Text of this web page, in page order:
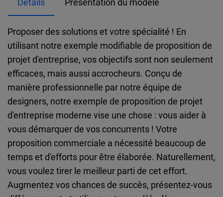
Détails Présentation du modèle
Proposer des solutions et votre spécialité ! En
utilisant notre exemple modifiable de proposition de
projet d'entreprise, vos objectifs sont non seulement
efficaces, mais aussi accrocheurs. Conçu de
manière professionnelle par notre équipe de
designers, notre exemple de proposition de projet
d'entreprise moderne vise une chose : vous aider à
vous démarquer de vos concurrents ! Votre
proposition commerciale a nécessité beaucoup de
temps et d'efforts pour être élaborée. Naturellement,
vous voulez tirer le meilleur parti de cet effort.
Augmentez vos chances de succès, présentez-vous